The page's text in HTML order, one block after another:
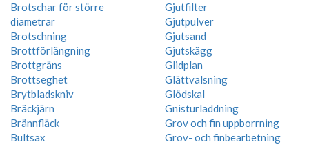
Brotschar för större
diametrar
Brotschning
Brottförlängning
Brottgräns
Brottseghet
Brytbladskniv
Bräckjärn
Brännfläck
Bultsax
Gjutfilter
Gjutpulver
Gjutsand
Gjutskägg
Glidplan
Glättvalsning
Glödskal
Gnisturladdning
Grov och fin uppborrning
Grov- och finbearbetning